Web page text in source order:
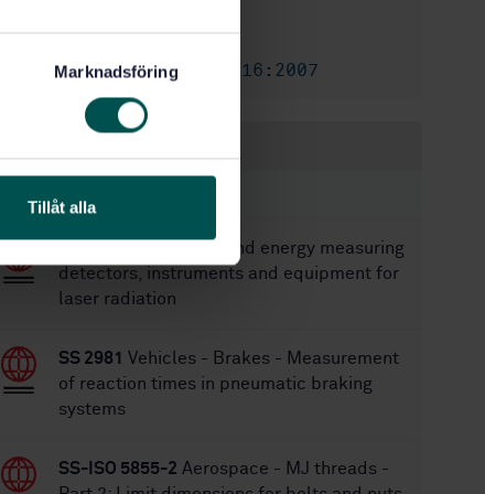
Marknadsföring
Tillåt alla
No of pages:4
Replaced by: SS-EN ISO 216:2007
Power and energy measuring
detectors, instruments and equipment for
laser radiation
SS 2981 Vehicles - Brakes - Measurement
of reaction times in pneumatic braking
systems
SS-ISO 5855-2 Aerospace - MJ threads -